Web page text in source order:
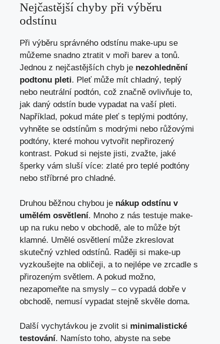
Nejčastější chyby při výběru
odstínu
Při výběru správného odstínu make-upu se
můžeme snadno ztratit v moři barev a tonů.
Jednou z nejčastějších chyb je nezohlednění
podtonu pleti. Pleť může mít chladný, teplý
nebo neutrální podtón, což značně ovlivňuje to,
jak daný odstín bude vypadat na vaší pleti.
Například, pokud máte pleť s teplými podtóny,
vyhněte se odstínům s modrými nebo růžovými
podtóny, které mohou vytvořit nepřirozený
kontrast. Pokud si nejste jisti, zvažte, jaké
šperky vám sluší více: zlaté pro teplé podtóny
nebo stříbrné pro chladné.
Druhou běžnou chybou je nákup odstínu v
umělém osvětlení. Mnoho z nás testuje make-
up na ruku nebo v obchodě, ale to může být
klamné. Umělé osvětlení může zkreslovat
skutečný vzhled odstínů. Raději si make-up
vyzkoušejte na obličeji, a to nejlépe ve zrcadle s
přirozeným světlem. A pokud možno,
nezapomeňte na smysly – co vypadá dobře v
obchodě, nemusí vypadat stejně skvěle doma.
Další vychytávkou je zvolit si minimalistické
testování. Namísto toho, abyste na sebe